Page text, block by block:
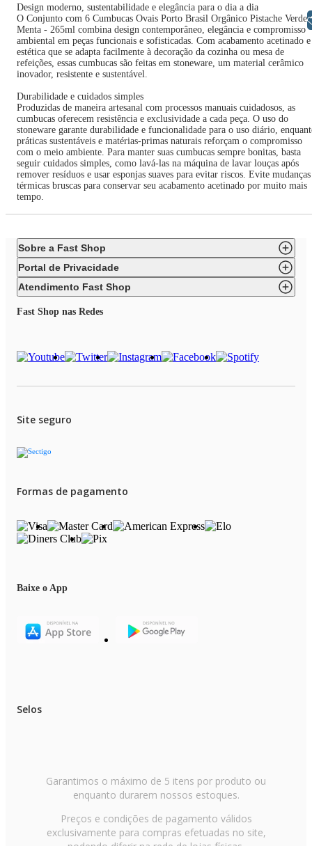
Design moderno, sustentabilidade e elegância para o dia a dia
O Conjunto com 6 Cumbucas Ovais Porto Brasil Orgânico Pistache Verde
Menta - 265ml combina design contemporâneo, elegância e compromisso
ambiental em peças funcionais e sofisticadas. Com acabamento acetinado e
estética que se adapta facilmente à decoração da cozinha ou mesa de
refeições, essas cumbucas são feitas em stoneware, um material cerâmico
inovador, resistente e sustentável.
Durabilidade e cuidados simples
Produzidas de maneira artesanal com processos manuais cuidadosos, as
cumbucas oferecem resistência e exclusividade a cada peça. O uso do
stoneware garante durabilidade e funcionalidade para o uso diário,
práticas sustentáveis e matérias-primas naturais reforçam o compromisso
com o meio ambiente. Para manter suas cumbucas sempre bonitas, basta
seguir cuidados simples, como lavá-las na máquina de lavar louças após
remover resíduos e usar esponjas suaves para evitar riscos. Evite mudanças
térmicas bruscas para conservar seu acabamento acetinado por muito mais
tempo.
Sobre a Fast Shop
Portal de Privacidade
Atendimento Fast Shop
Fast Shop nas Redes
Site seguro
Formas de pagamento
Baixe o App
Selos
Garantimos o máximo de 5 itens por produto ou
enquanto durarem nossos estoques.
Preços e condições de pagamento válidos
exclusivamente para compras efetuadas no site,
Libras